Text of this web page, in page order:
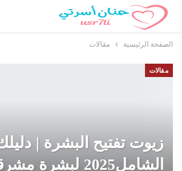
الصفحة الرئيسية مقالات
مقالات
زيوت تفتيح البشرة |
الشامل2025